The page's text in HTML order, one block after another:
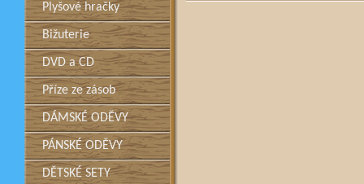
Plyšové hračky
Bižuterie
DVD a CD
Příze ze zásob
DÁMSKÉ ODĚVY
PÁNSKÉ ODĚVY
DĚTSKÉ SETY